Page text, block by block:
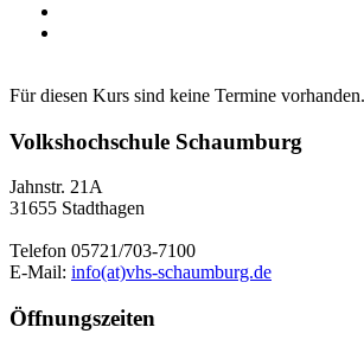
Für diesen Kurs sind keine Termine vorhanden.
Volkshochschule Schaumburg
Jahnstr. 21A
31655 Stadthagen
Telefon 05721/703-7100
E-Mail: info(at)vhs-schaumburg.de
Öffnungszeiten